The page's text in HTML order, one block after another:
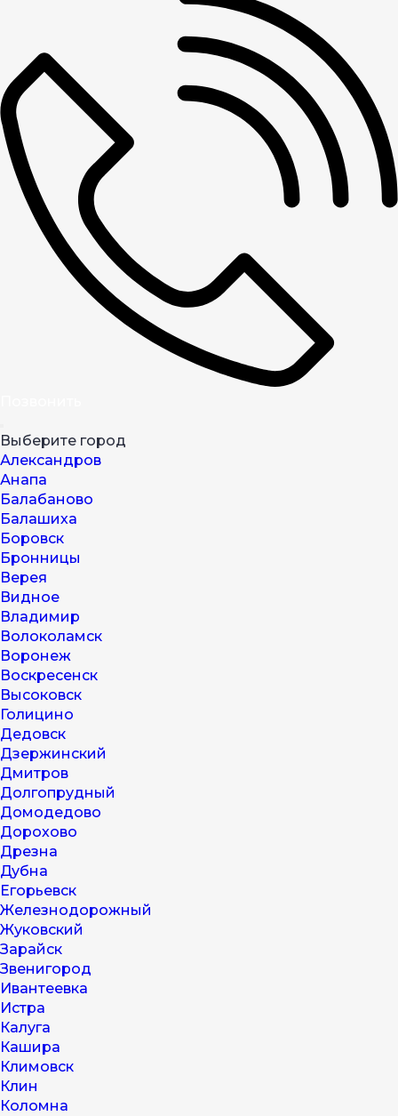
Выберите город
Александров
Анапа
Балабаново
Балашиха
Боровск
Бронницы
Верея
Видное
Владимир
Волоколамск
Воронеж
Воскресенск
Высоковск
Голицино
Дедовск
Дзержинский
Дмитров
Долгопрудный
Домодедово
Дорохово
Дрезна
Дубна
Егорьевск
Железнодорожный
Жуковский
Зарайск
Звенигород
Ивантеевка
Истра
Калуга
Кашира
Климовск
Клин
Коломна